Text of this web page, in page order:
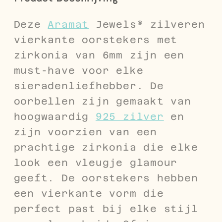
Deze Aramat
Jewels® zilveren
vierkante oorstekers met
zirkonia van 6mm zijn een
must-have voor elke
sieradenliefhebber. De
oorbellen zijn gemaakt van
hoogwaardig 925 zilver en
zijn voorzien van een
prachtige zirkonia die elke
look een vleugje glamour
geeft. De oorstekers hebben
een vierkante vorm die
perfect past bij elke stijl